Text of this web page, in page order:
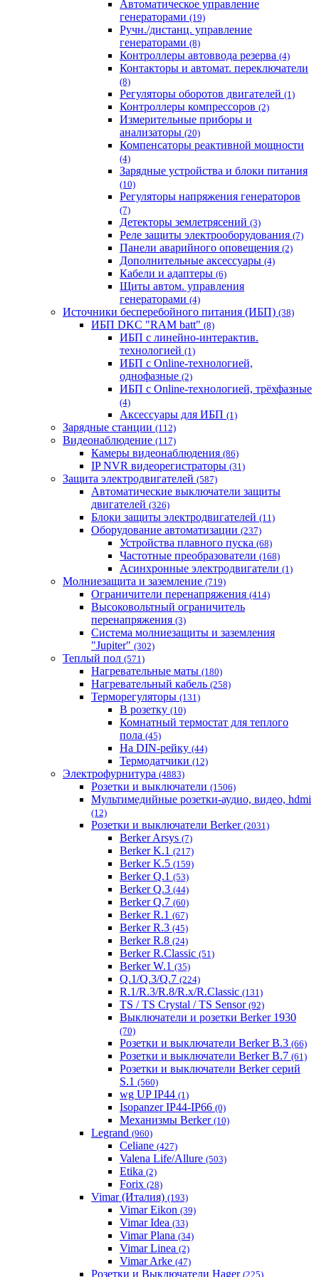
Автоматическое управление
генераторами (19)
Ручн./дистанц. управление
генераторами (8)
Контроллеры автоввода резерва (4)
Контакторы и автомат. переключатели
(8)
Регуляторы оборотов двигателей (1)
Контроллеры компрессоров (2)
Измерительные приборы и
анализаторы (20)
Компенсаторы реактивной мощности
(4)
Зарядные устройства и блоки питания
(10)
Регуляторы напряжения генераторов
(7)
Детекторы землетрясений (3)
Реле защиты электрооборудования (7)
Панели аварийного оповещения (2)
Дополнительные аксессуары (4)
Кабели и адаптеры (6)
Щиты автом. управления
генераторами (4)
Источники бесперебойного питания (ИБП) (38)
ИБП DKC "RAM batt" (8)
ИБП с линейно-интерактив.
технологией (1)
ИБП с Online-технологией,
однофазные (2)
ИБП с Online-технологией, трёхфазные
(4)
Аксессуары для ИБП (1)
Зарядные станции (112)
Видеонаблюдение (117)
Камеры видеонаблюдения (86)
IP NVR видеорегистраторы (31)
Защита электродвигателей (587)
Автоматические выключатели защиты
двигателей (326)
Блоки защиты электродвигателей (11)
Оборудование автоматизации (237)
Устройства плавного пуска (68)
Частотные преобразователи (168)
Асинхронные электродвигатели (1)
Молниезащита и заземление (719)
Ограничители перенапряжения (414)
Высоковольтный ограничитель
перенапряжения (3)
Система молниезащиты и заземления
"Jupiter" (302)
Теплый пол (571)
Нагревательные маты (180)
Нагревательный кабель (258)
Терморегуляторы (131)
В розетку (10)
Комнатный термостат для теплого
пола (45)
На DIN-рейку (44)
Термодатчики (12)
Электрофурнитура (4883)
Розетки и выключатели (1506)
Мультимедийные розетки-аудио, видео, hdmi
(12)
Розетки и выключатели Berker (2031)
Berker Arsys (7)
Berker K.1 (217)
Berker K.5 (159)
Berker Q.1 (53)
Berker Q.3 (44)
Berker Q.7 (60)
Berker R.1 (67)
Berker R.3 (45)
Berker R.8 (24)
Berker R.Classic (51)
Berker W.1 (35)
Q.1/Q.3/Q.7 (224)
R.1/R.3/R.8/R.x/R.Classic (131)
TS / TS Crystal / TS Sensor (92)
Выключатели и розетки Berker 1930
(70)
Розетки и выключатели Berker B.3 (66)
Розетки и выключатели Berker B.7 (61)
Розетки и выключатели Berker серий
S.1 (560)
wg UP IP44 (1)
Isopanzer IP44-IP66 (0)
Механизмы Berker (10)
Legrand (960)
Celiane (427)
Valena Life/Allure (503)
Etika (2)
Forix (28)
Vimar (Италия) (193)
Vimar Eikon (39)
Vimar Idea (33)
Vimar Plana (34)
Vimar Linea (2)
Vimar Arke (47)
Розетки и Выключатели Hager (225)